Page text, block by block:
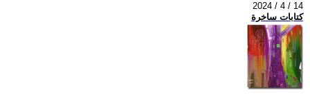
2024 / 4 / 14
كتابات ساخرة